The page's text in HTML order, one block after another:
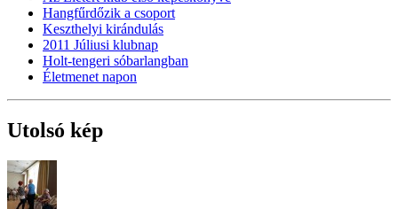
Hangfűrdőzik a csoport
Keszthelyi kirándulás
2011 Júliusi klubnap
Holt-tengeri sóbarlangban
Életmenet napon
Utolsó kép